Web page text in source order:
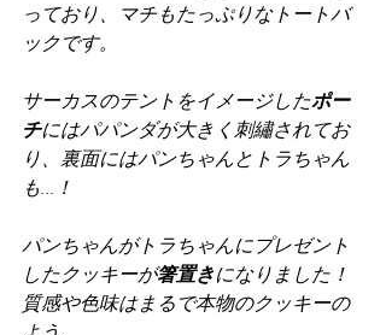
っており、マチもたっぷりなトートバ
ックです。
サーカスのテントをイメージしたポー
チにはパパンダが大きく刺繡されてお
り、裏面にはパンちゃんとトラちゃん
も…！
パンちゃんがトラちゃんにプレゼント
したクッキーが箸置きになりました！
質感や色味はまるで本物のクッキーの